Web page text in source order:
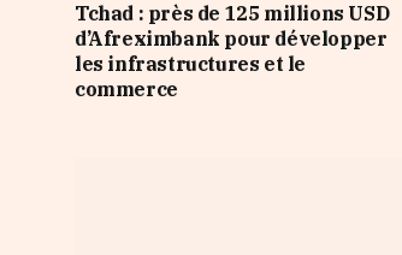
Tchad : près de 125 millions USD
d’Afreximbank pour développer
les infrastructures et le
commerce